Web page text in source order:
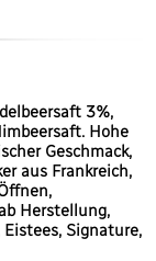
3%,
Hohe
Geschmack,
aus Frankreich,
Herstellung,
Signature,